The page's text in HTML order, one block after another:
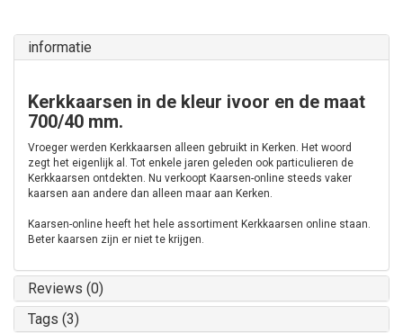
informatie
Kerkkaarsen in de kleur ivoor en de maat
700/40 mm.
Vroeger werden Kerkkaarsen alleen gebruikt in Kerken. Het woord
zegt het eigenlijk al. Tot enkele jaren geleden ook particulieren de
Kerkkaarsen ontdekten. Nu verkoopt Kaarsen-online steeds vaker
kaarsen aan andere dan alleen maar aan Kerken.
Kaarsen-online heeft het hele assortiment Kerkkaarsen online staan.
Beter kaarsen zijn er niet te krijgen.
Reviews (0)
Tags (3)